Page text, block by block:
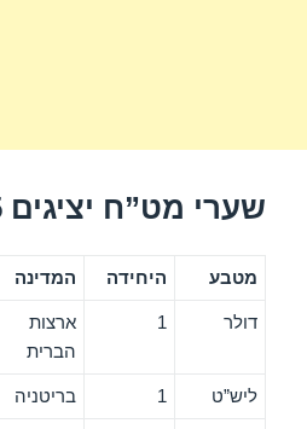
שערי מט”ח יציגים 13/11/2015
מטבע היחידה המדינה
דולר 1
ארצות
הברית
ליש”ט 1 בריטניה